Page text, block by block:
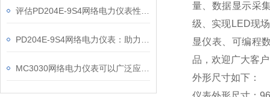
量、数据显示采
级、实现LED现
显仪表、可编程
品，欢迎广大客
外形尺寸如下：